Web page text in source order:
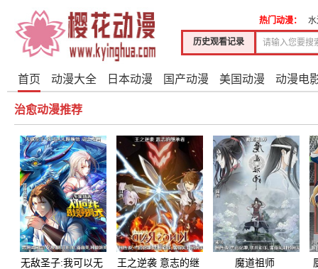
历史观看记录
热门动漫：
首页 动漫大全 日本动漫 国产动漫 美国动漫 动漫电
治愈动漫推荐
无敌圣子:我可以无
王之逆袭 意志的继
魔道祖师